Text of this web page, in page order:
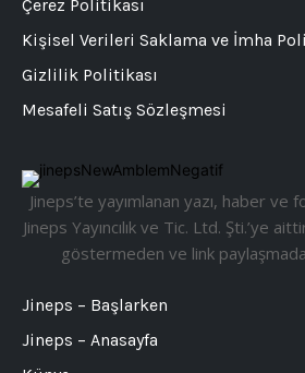
Jineps’te yayımlanan yazı, haber ve
Jineps Yayıncılık ve Tic. Ltd. Şti.’ye
göstermeden ve link
Jineps – Başlarken
Jineps – Anasayfa
Çerez Politikası
Kişisel Verileri Saklama ve İmha
Gizlilik Politikası
Mesafeli Satış Sözleşmesi